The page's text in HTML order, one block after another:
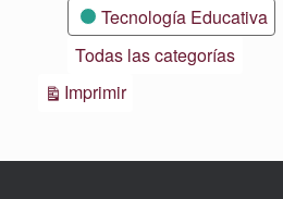
Tecnología Educativa
Todas las categorías
ImprimirVistas